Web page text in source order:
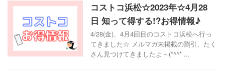
コストコ浜松☆2023年☆4月28
日 知って得する!?お得情報♪
4/28(金)、4月4回目のコストコ浜松へ行っ
てきました☆ メルマガ未掲載の割引、たく
さん見つけてきましたよ～(*^^* ...